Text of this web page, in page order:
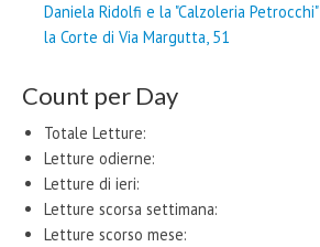
Daniela Ridolfi e la "Calzoleria Petrocchi"
la Corte di Via Margutta, 51
Count per Day
Totale Letture:
Letture odierne:
Letture di ieri:
Letture scorsa settimana:
Letture scorso mese: